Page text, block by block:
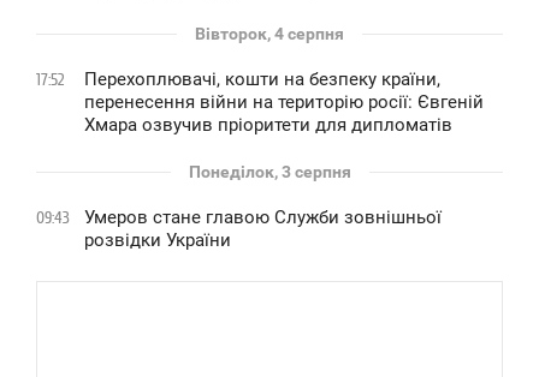
Вівторок, 4 серпня
17:52
Перехоплювачі, кошти на безпеку країни,
перенесення війни на територію росії: Євгеній
Хмара озвучив пріоритети для дипломатів
Понеділок, 3 серпня
09:43
Умеров стане главою Служби зовнішньої
розвідки України